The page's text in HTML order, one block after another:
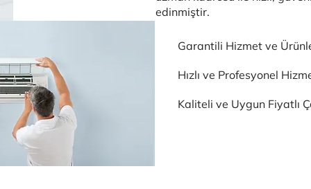
edinmiştir.
Garantili Hizmet ve
Hızlı ve Profesyonel
Kaliteli ve Uygun Fiyatlı